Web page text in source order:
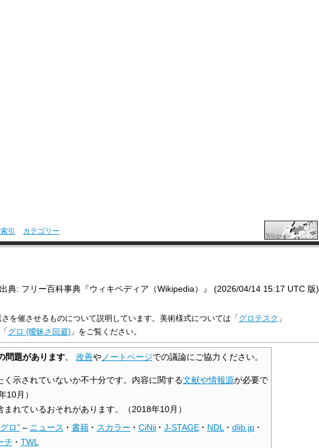
引 カテゴリー
出典: フリー百科事典『ウィキペディア（Wikipedia）』 (2026/04/14 15:17 UTC 版)
を催させるものについて説明しています。美術様式については「 グロテスク 」
グロ (曖昧さ回避)」をご覧ください。
問題があります。 改善やノートページでの議論にご協力ください。
く示されていないか不十分です。内容に関する文献や情報源が必要で
10月 ）
まれているおそれがあります。 （2018年10月 ）
ロ" – ニュース · 書籍 · スカラー · CiNii · J-STAGE · NDL · dlib.jp ·
チ · TWL